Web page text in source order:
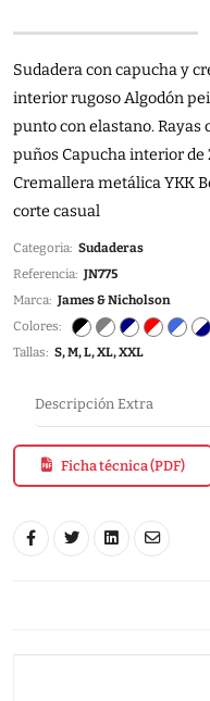
Sudadera con capucha y
interior rugoso Algodón
punto con elastano.
puños Capucha interior de
Cremallera metálica YKK
corte casual
Categoria: Sudaderas
Referencia: JN775
Marca: James & Nicholson
Colores:
Tallas: S, M, L, XL, XXL
Descripción Extra
Ficha técnica (PDF)